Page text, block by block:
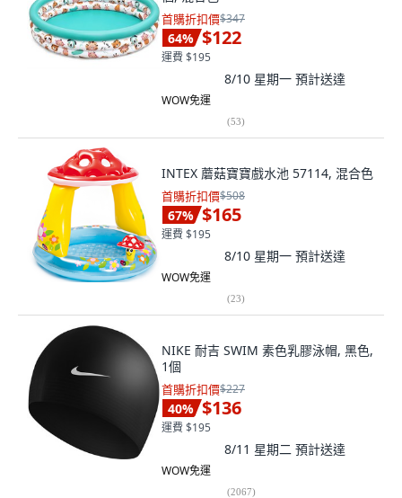
首購折扣價$347
64% $122
運費 $195
8/10 星期一 預計送達
WOW免運
(53)
INTEX 蘑菇寶寶戲水池 57114, 混合色
首購折扣價$508
67% $165
運費 $195
8/10 星期一 預計送達
WOW免運
(23)
NIKE 耐吉 SWIM 素色乳膠泳帽, 黑色,
1個
首購折扣價$227
40% $136
運費 $195
8/11 星期二 預計送達
WOW免運
(2067)